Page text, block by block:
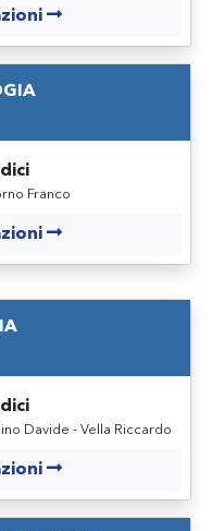
Franco
Davide - Vella Riccardo